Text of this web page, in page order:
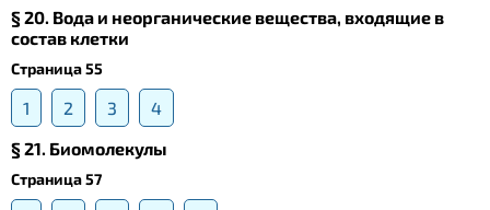
§ 20. Вода и неорганические вещества, входящие в
состав клетки
Страница 55
1 2 3
4
§ 21. Биомолекулы
Страница 57